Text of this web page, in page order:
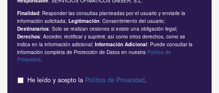
Finalidad: Responder las consultas planteadas por el usuario y enviarle la
información solicitada; Legitimación: Consentimiento del usuario;
Destinatarios: Solo se realizan cesiones si existe una obligación legal;
Derechos: Acceder, rectificar y suprimir, así como otros derechos, como se
indica en la información adicional; Información Adicional: Puede consultar la
información completa de Protección de Datos en nuestra Política de
Privacidad
He leído y acepto la Política de Privacidad.